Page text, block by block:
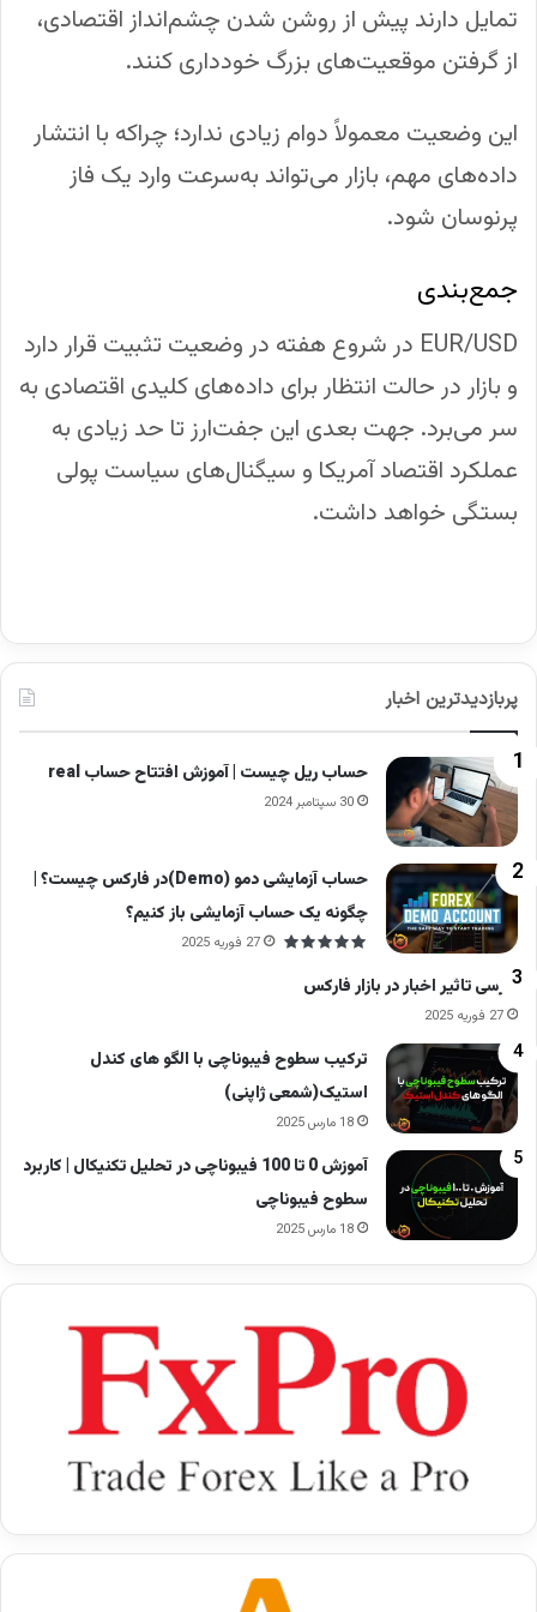
تمایل دارند پیش از روشن شدن چشم‌انداز اقتصادی،
از گرفتن موقعیت‌های بزرگ خودداری کنند.
این وضعیت معمولاً دوام زیادی ندارد؛ چراکه با انتشار
داده‌های مهم، بازار می‌تواند به‌سرعت وارد یک فاز
پرنوسان شود.
جمع‌بندی
EUR/USD در شروع هفته در وضعیت تثبیت قرار دارد
و بازار در حالت انتظار برای داده‌های کلیدی اقتصادی به
سر می‌برد. جهت بعدی این جفت‌ارز تا حد زیادی به
عملکرد اقتصاد آمریکا و سیگنال‌های سیاست پولی
بستگی خواهد داشت.
پربازدیدترین اخبار
حساب ریل چیست | آموزش افتتاح حساب real
30 سپتامبر 2024
حساب آزمایشی دمو (Demo)در فارکس چیست؟ |
چگونه یک حساب آزمایشی باز کنیم؟
27 فوریه 2025
بررسی تاثیر اخبار در بازار فارکس
27 فوریه 2025
ترکیب سطوح فیبوناچی با الگو های کندل
استیک(شمعی ژاپنی)
18 مارس 2025
آموزش 0 تا 100 فیبوناچی در تحلیل تکنیکال | کاربرد
سطوح فیبوناچی
18 مارس 2025